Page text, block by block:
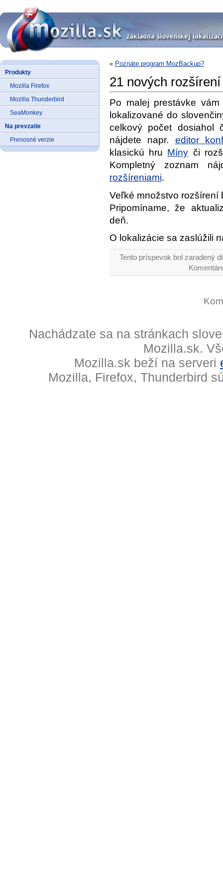
Produkty
Mozilla Firefox
Mozilla Thunderbird
SeaMonkey
Na prevzatie
Prenosné verzie
« Poznáte program MozBackup?
21 nových
Po malej prestávke
lokalizované do
celkový počet dosiahol
nájdete napr. editor
klasickú hru Míny či
Kompletný zoznam
rozšíreniami.
Veľké množstvo rozšírení
Pripomíname, že
deň.
O lokalizácie sa zaslúžili
Tento príspevok bol zaradený
Nachádzate sa na stránkach
Mozilla.sk.
Mozilla.sk beží na serveri
Mozilla, Firefox, Thunderbird